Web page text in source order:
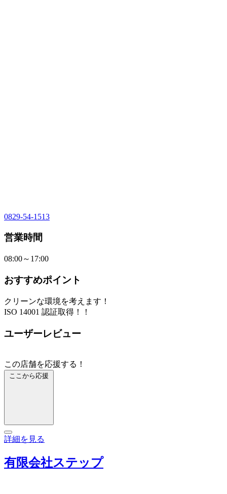
0829-54-1513
営業時間
08:00～17:00
おすすめポイント
クリーンな環境を考えます！
ISO 14001 認証取得！！
ユーザーレビュー
この店舗を応援する！
ここから応援
詳細を見る
有限会社ステップ